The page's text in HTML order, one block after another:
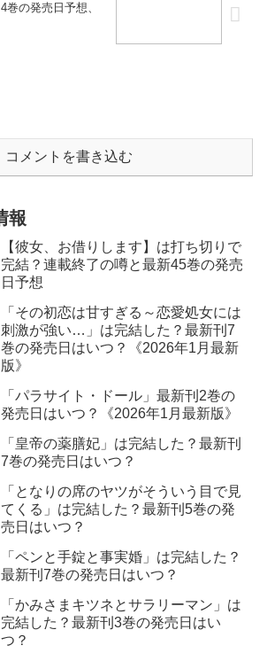
の発売日予想、
コメントを書き込む
報
【彼女、お借りします】は打ち切りで
完結？連載終了の噂と最新45巻の発売
日予想
「その初恋は甘すぎる～恋愛処女には
刺激が強い…」は完結した？最新刊7
巻の発売日はいつ？《2026年1月最新
版》
「パラサイト・ドール」最新刊2巻の
発売日はいつ？《2026年1月最新版》
「皇帝の薬膳妃」は完結した？最新刊
7巻の発売日はいつ？
「となりの席のヤツがそういう目で見
てくる」は完結した？最新刊5巻の発
売日はいつ？
「ペンと手錠と事実婚」は完結した？
最新刊7巻の発売日はいつ？
「かみさまキツネとサラリーマン」は
完結した？最新刊3巻の発売日はい
つ？